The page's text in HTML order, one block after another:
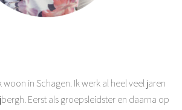
woon in Schagen. Ik werk al heel veel jaren
Eerst als groepsleidster en daarna op